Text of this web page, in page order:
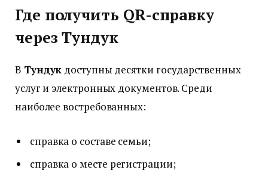
Где получить QR-справку
через Тундук
В Тундук доступны десятки государственных
услуг и электронных документов. Среди
наиболее востребованных:
справка о составе семьи;
справка о месте регистрации;